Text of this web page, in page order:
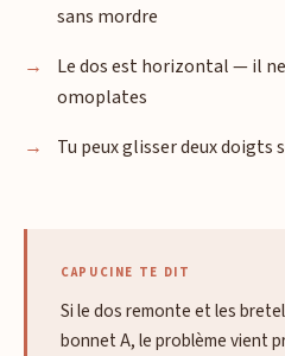
sans mordre
Le dos est horizontal — il
omoplates
Tu peux glisser deux doigts
CAPUCINE TE DIT
Si le dos remonte et les
bonnet A, le problème vient